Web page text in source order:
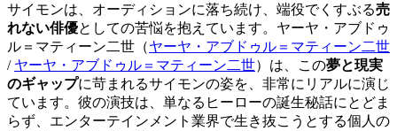
サイモンは、オーディションに落ち続け、端役でくすぶる売
れない俳優としての苦悩を抱えています。 ヤーヤ・アブドゥ
ル＝マティーン二世（ヤーヤ・アブドゥル＝マティーン二世
/ ヤーヤ・アブドゥル＝マティーン二世） は、この夢と現実
のギャップに苛まれるサイモンの姿を、非常にリアルに演じ
ています。彼の演技は、単なるヒーローの誕生秘話にとどま
らず、エンターテインメント業界で生き抜こうとする個人の